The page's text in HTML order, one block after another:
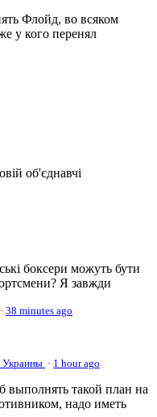
боксери можуть бути
Я завжди
· 38 minutes ago
Украины · 1 hour ago
выполнять такой план на
надо иметь